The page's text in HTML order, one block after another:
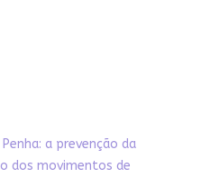
a prevenção da
dos movimentos de